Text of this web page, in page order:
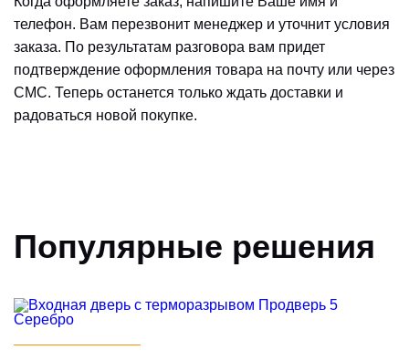
телефон. Вам перезвонит менеджер и уточнит условия
заказа. По результатам разговора вам придет
подтверждение оформления товара на почту или через
СМС. Теперь останется только ждать доставки и
радоваться новой покупке.
Популярные решения